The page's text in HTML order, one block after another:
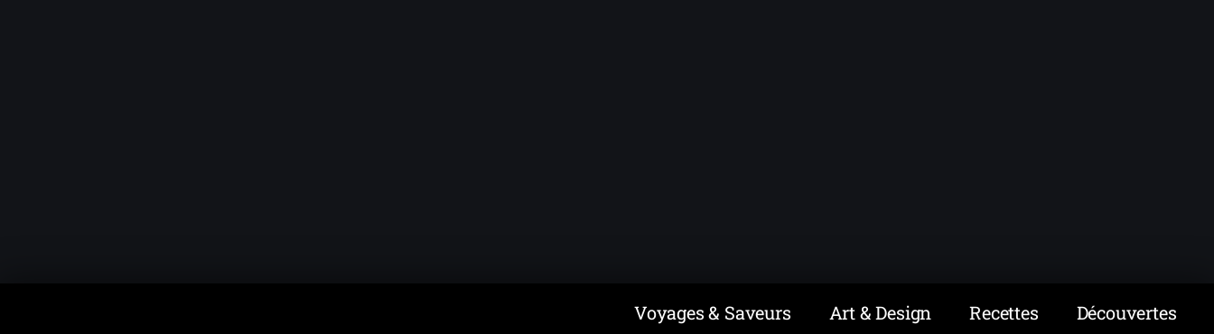
Voyages & Saveurs Art & Design Recettes Découvertes